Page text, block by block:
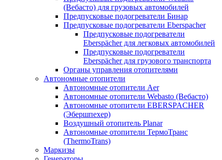
(Вебасто) для грузовых автомобилей
Предпусковые подогреватели Бинар
Предпусковые подогреватели Eberspacher
Предпусковые подогреватели
Eberspächer для легковых автомобилей
Предпусковые подогреватели
Eberspächer для грузового транспорта
Органы управления отопителями
Автономные отопители
Автономные отопители Аer
Автономные отопители Webasto (Вебасто)
Автономные отопители EBERSPACHER
(Эбершпехер)
Воздушный отопитель Planar
Автономные отопители ТермоТранс
(ThermoTrans)
Маркизы